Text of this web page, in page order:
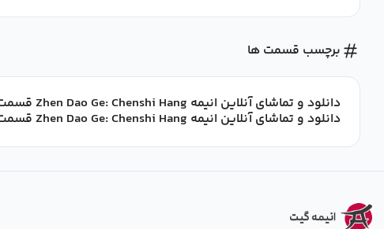
برچسب قسمت ها
دانلود و تماشای آنلاین انیمه Zhen Dao Ge: Chenshi Hang قسمت 1 با زیرنویس فارسی
دانلود و تماشای آنلاین انیمه Zhen Dao Ge: Chenshi Hang قسمت 1 تا 1 با زیرنویس فارسی